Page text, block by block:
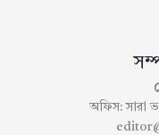
অফিস: সারা